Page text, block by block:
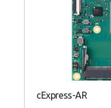
cExpress-AR